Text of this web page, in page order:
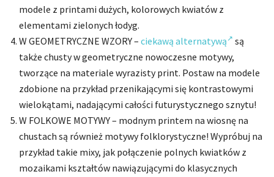
modele z printami dużych, kolorowych kwiatów z
elementami zielonych łodyg.
W GEOMETRYCZNE WZORY – ciekawą alternatywą
są
także chusty w geometryczne nowoczesne motywy,
tworzące na materiale wyrazisty print. Postaw na modele
zdobione na przykład przenikającymi się kontrastowymi
wielokątami, nadającymi całości futurystycznego sznytu!
W FOLKOWE MOTYWY – modnym printem na wiosnę na
chustach są również motywy folklorystyczne! Wypróbuj na
przykład takie mixy, jak połączenie polnych kwiatków z
mozaikami kształtów nawiązującymi do klasycznych